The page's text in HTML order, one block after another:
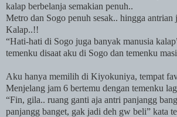
kalap berbelanja semakian penuh..
Metro dan Sogo penuh sesak.. hingga
Kalap..!!
“Hati-hati di Sogo juga banyak manusia
temenku disaat aku di Sogo dan temenku
Aku hanya memilih di Kiyokuniya, tempat
Menjelang jam 6 bertemu dengan temenku
“Fin, gila.. ruang ganti aja antri panjangg
panjangg banget, gak jadi deh gw beli” kata